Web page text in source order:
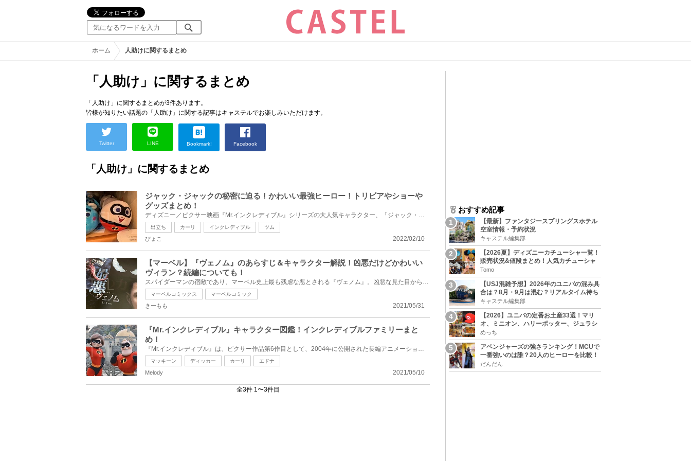
ホーム 人助けに関するまとめ
「人助け」に関するまとめ
「人助け」に関するまとめが3件あります。
皆様が知りたい話題の「人助け」に関する記事はキャステルでお楽しみいただけます。
Twitter LINE Bookmark! Facebook
「人助け」に関するまとめ
ジャック・ジャックの秘密に迫る！かわいい最強ヒーロー！トリビアやショーや
グッズまとめ！
ディズニー／ピクサー映画『Mr.インクレディブル』シリーズの大人気キャラクター、「ジャック・ジャック...
出立ち カーリ インクレディブル ツム
2022/02/10
ぴょこ
【マーベル】『ヴェノム』のあらすじ＆キャラクター解説！凶悪だけどかわいい
ヴィラン？続編についても！
スパイダーマンの宿敵であり、マーベル史上最も残虐な悪とされる『ヴェノム』。凶悪な見た目からは想像...
マーベルコミックス マーベルコミック
2021/05/31
きーもも
『Mr.インクレディブル』キャラクター図鑑！インクレディブルファミリーまと
め！
『Mr.インクレディブル』は、ピクサー作品第6作目として、2004年に公開された長編アニメーション映画。...
マッキーン ディッカー カーリ エドナ
2021/05/10
Melody
全3件 1〜3件目
おすすめ記事
【最新】ファンタジースプリングスホテル
空室情報・予約状況
キャステル編集部
【2026夏】ディズニーカチューシャ一覧！
販売状況&値段まとめ！人気カチューシャ
をチェック
Tomo
【USJ混雑予想】2026年のユニバの混み具
合は？8月・9月は混む？リアルタイム待ち
時間アプリも
キャステル編集部
【2026】ユニバの定番お土産33選！マリ
オ、ミニオン、ハリーポッター、ジュラシ
ックパーク、セサミ、SINGなどのグッズ情
報
めっち
アベンジャーズの強さランキング！MCUで
一番強いのは誰？20人のヒーローを比較！
だんだん